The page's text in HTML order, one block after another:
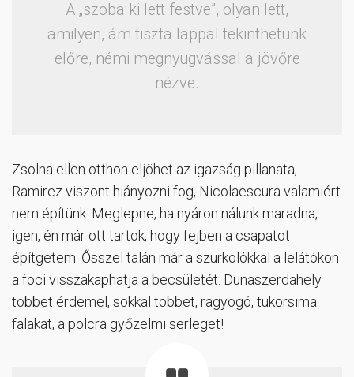
A „szoba ki lett festve”, olyan lett,
amilyen, ám tiszta lappal tekinthetünk
előre, némi megnyugvással a jövőre
nézve.
Zsolna ellen otthon eljöhet az igazság pillanata,
Ramirez viszont hiányozni fog, Nicolaescura valamiért
nem építünk. Meglepne, ha nyáron nálunk maradna,
igen, én már ott tartok, hogy fejben a csapatot
építgetem. Ősszel talán már a szurkolókkal a lelátókon
a foci visszakaphatja a becsületét. Dunaszerdahely
többet érdemel, sokkal többet, ragyogó, tükörsima
falakat, a polcra győzelmi serleget!